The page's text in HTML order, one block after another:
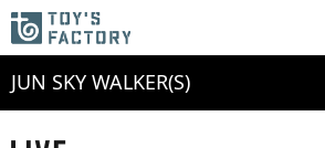
JUN SKY WALKER(S)